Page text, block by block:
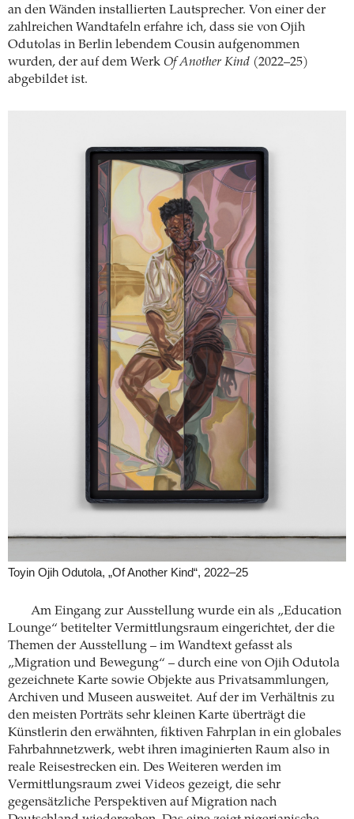
an den Wänden installierten Lautsprecher. Von einer der
zahlreichen Wandtafeln erfahre ich, dass sie von Ojih
Odutolas in Berlin lebendem Cousin aufgenommen
wurden, der auf dem Werk Of Another Kind (2022–25)
abgebildet ist.
Toyin Ojih Odutola, „Of Another Kind“, 2022–25
Am Eingang zur Ausstellung wurde ein als „Education
Lounge“ betitelter Vermittlungsraum eingerichtet, der die
Themen der Ausstellung – im Wandtext gefasst als
„Migration und Bewegung“ – durch eine von Ojih Odutola
gezeichnete Karte sowie Objekte aus Privatsammlungen,
Archiven und Museen ausweitet. Auf der im Verhältnis zu
den meisten Porträts sehr kleinen Karte überträgt die
Künstlerin den erwähnten, fiktiven Fahrplan in ein globales
Fahrbahnnetzwerk, webt ihren imaginierten Raum also in
reale Reisestrecken ein. Des Weiteren werden im
Vermittlungsraum zwei Videos gezeigt, die sehr
gegensätzliche Perspektiven auf Migration nach